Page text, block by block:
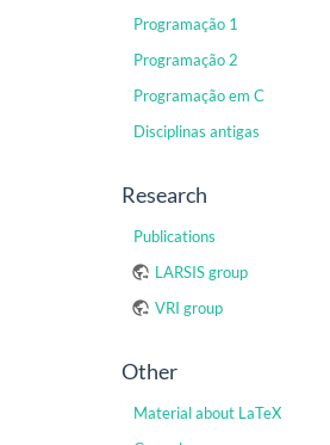
Programação 1
Programação 2
Programação em C
Disciplinas antigas
Research
Publications
LARSIS group
VRI group
Other
Material about LaTeX